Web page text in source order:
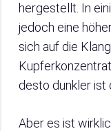
hergestellt. In
jedoch eine
sich auf die
desto dunkler ist
Aber es ist